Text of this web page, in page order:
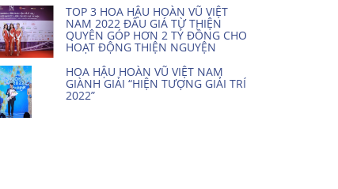
TOP 3 HOA HẬU HOÀN VŨ VIỆT
NAM 2022 ĐẤU GIÁ TỪ THIỆN
QUYÊN GÓP HƠN 2 TỶ ĐỒNG CHO
HOẠT ĐỘNG THIỆN NGUYỆN
HOA HẬU HOÀN VŨ VIỆT NAM
GIÀNH GIẢI “HIỆN TƯỢNG GIẢI TRÍ
2022”